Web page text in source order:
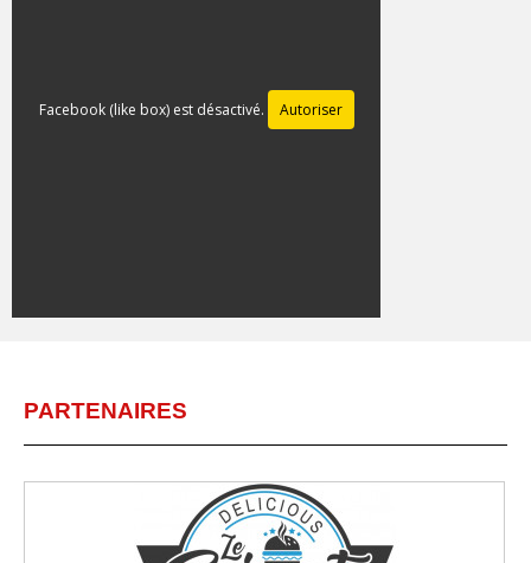
Facebook (like box) est désactivé. Autoriser
PARTENAIRES